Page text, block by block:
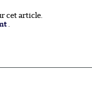
cet article.